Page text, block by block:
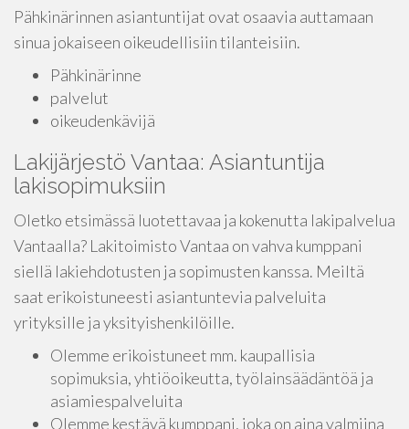
Pähkinärinnen asiantuntijat ovat osaavia auttamaan
sinua jokaiseen oikeudellisiin tilanteisiin.
Pähkinärinne
palvelut
oikeudenkävijä
Lakijärjestö Vantaa: Asiantuntija
lakisopimuksiin
Oletko etsimässä luotettavaa ja kokenutta lakipalvelua
Vantaalla? Lakitoimisto Vantaa on vahva kumppani
siellä lakiehdotusten ja sopimusten kanssa. Meiltä
saat erikoistuneesti asiantuntevia palveluita
yrityksille ja yksityishenkilöille.
Olemme erikoistuneet mm. kaupallisia
sopimuksia, yhtiöoikeutta, työlainsäädäntöä ja
asiamiespalveluita
Olemme kestävä kumppani, joka on aina valmiina